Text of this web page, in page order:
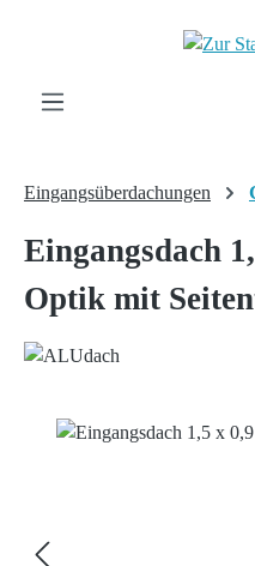
Zum Hauptinhalt springen
Eingangsüberdachungen
Eingangsdach
Optik mit
Bildergalerie überspringen